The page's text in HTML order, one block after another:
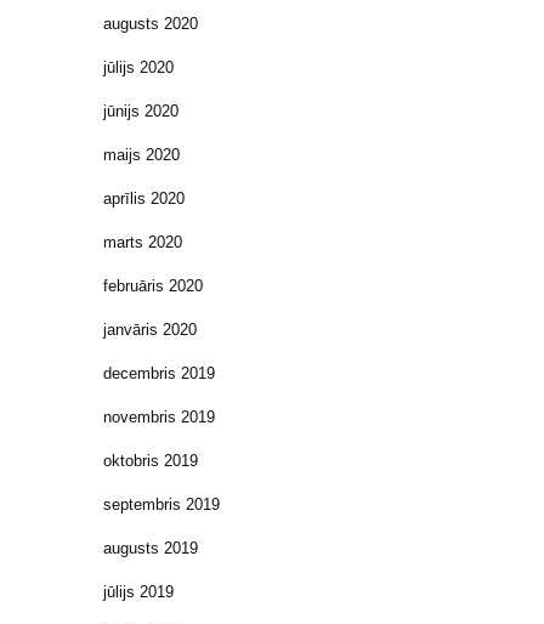
augusts 2020
jūlijs 2020
jūnijs 2020
maijs 2020
aprīlis 2020
marts 2020
februāris 2020
janvāris 2020
decembris 2019
novembris 2019
oktobris 2019
septembris 2019
augusts 2019
jūlijs 2019